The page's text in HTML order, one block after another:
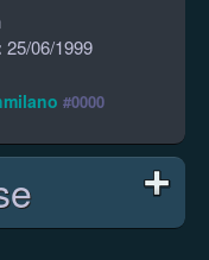
25/06/1999
#0000